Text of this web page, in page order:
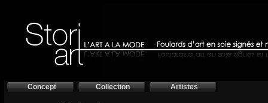
Concept Collection Artistes